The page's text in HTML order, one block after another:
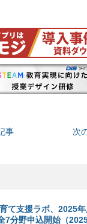
事 次
て支援ラボ、2025
7分野申込開始（